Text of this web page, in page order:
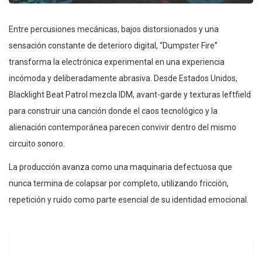
Entre percusiones mecánicas, bajos distorsionados y una
sensación constante de deterioro digital, “Dumpster Fire”
transforma la electrónica experimental en una experiencia
incómoda y deliberadamente abrasiva. Desde Estados Unidos,
Blacklight Beat Patrol mezcla IDM, avant-garde y texturas leftfield
para construir una canción donde el caos tecnológico y la
alienación contemporánea parecen convivir dentro del mismo
circuito sonoro.
La producción avanza como una maquinaria defectuosa que
nunca termina de colapsar por completo, utilizando fricción,
repetición y ruido como parte esencial de su identidad emocional.